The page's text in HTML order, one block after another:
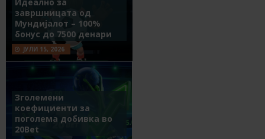
завршницата од
Мундијалот – 100%
бонус до 7500 денари
ЈУЛИ 15, 2026
Зголемени
коефициенти за
поголема добивка во
20Bet